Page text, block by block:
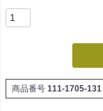
商品番号 111-1705-131